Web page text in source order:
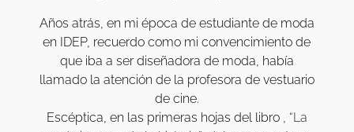
Años atrás, en mi época de estudiante de moda
en IDEP, recuerdo como mi convencimiento de
que iba a ser diseñadora de moda, había
llamado la atención de la profesora de vestuario
de cine.
Escéptica, en las primeras hojas del libro , “La